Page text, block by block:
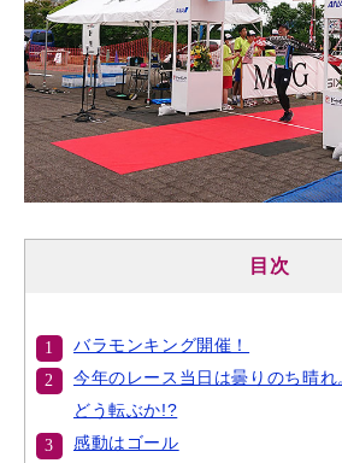
目次
バラモンキング開催！
今年のレース当日は曇りのち晴
どう転ぶか!?
感動はゴール